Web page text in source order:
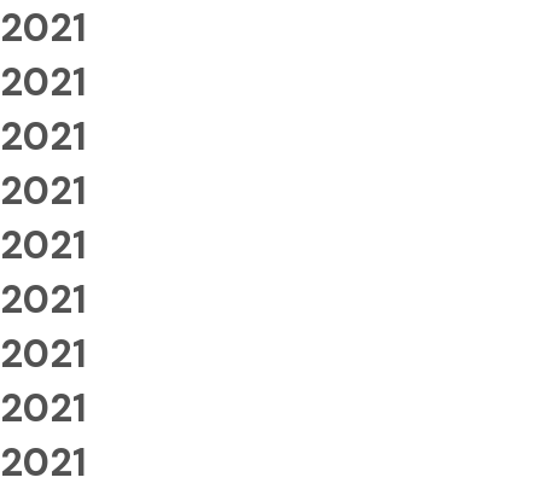
2021
2021
2021
2021
2021
2021
2021
2021
2021